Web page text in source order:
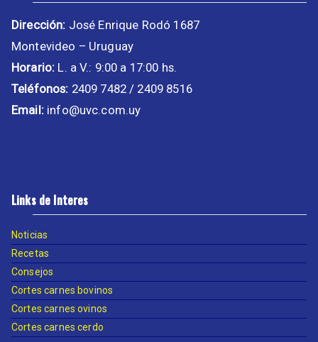
Dirección: José Enrique Rodó 1687
Montevideo – Uruguay
Horario: L. a V.: 9:00 a 17:00 hs.
Teléfonos: 2409 7482 / 2409 8516
Email:info@uvc.com.uy
Links de Interes
Noticias
Recetas
Consejos
Cortes carnes bovinos
Cortes carnes ovinos
Cortes carnes cerdo